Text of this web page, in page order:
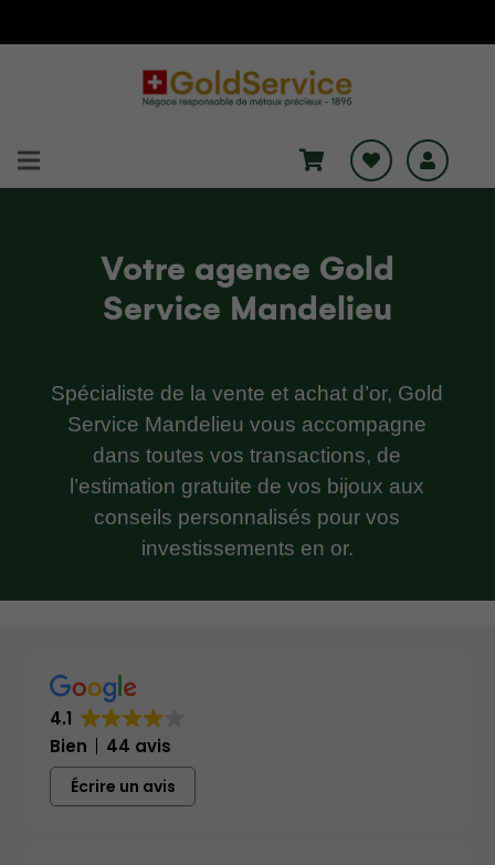
Votre agence Gold
Service Mandelieu
Spécialiste de la vente et achat d’or, Gold
Service Mandelieu vous accompagne
dans toutes vos transactions, de
l’estimation gratuite de vos bijoux aux
conseils personnalisés pour vos
investissements en or.
4.1
Bien
44 avis
Écrire un avis